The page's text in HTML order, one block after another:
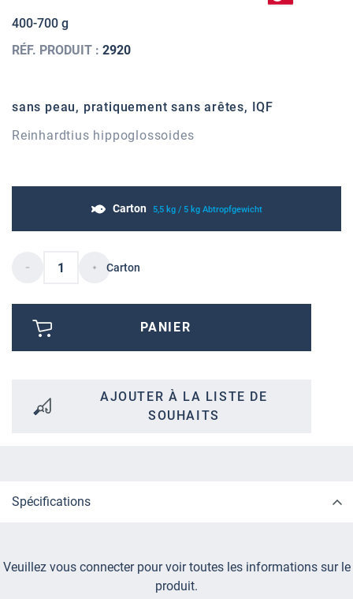
400-700 g
RÉF. PRODUIT : 2920
sans peau, pratiquement sans arêtes, IQF
Reinhardtius hippoglossoides
Carton 5,5 kg / 5 kg Abtropfgewicht
Carton
PANIER
AJOUTER À LA LISTE DE
SOUHAITS
Spécifications
Veuillez vous connecter pour voir toutes les informations sur le
produit.